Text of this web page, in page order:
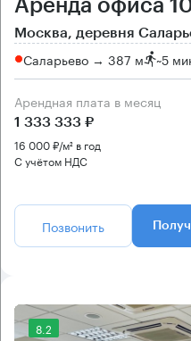
Аренда офиса
Москва, деревня
Саларьево → 387 м ~5
Арендная плата в месяц
1 333 333 ₽
16 000 ₽/м² в год
С учётом НДС
Позвонить
8.2